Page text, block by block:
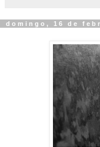
domingo, 16 de